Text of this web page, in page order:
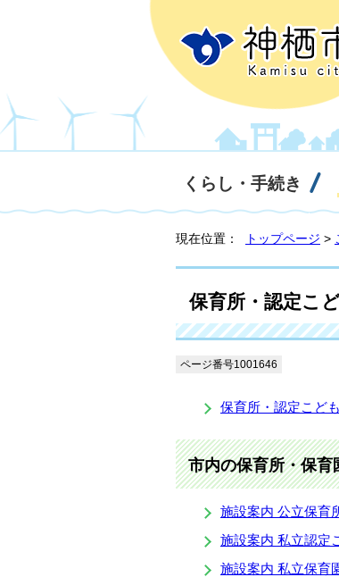
くらし・手続き
現在位置： トップページ >
保育所・認定こ
ページ番号1001646
保育所・認定こど
市内の保育所・保育
施設案内 公立保育
施設案内 私立認定
施設案内 私立保育